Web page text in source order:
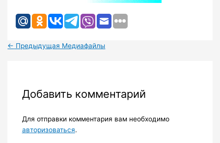
← Предыдущая Медиафайлы
Добавить комментарий
Для отправки комментария вам необходимо
авторизоваться.